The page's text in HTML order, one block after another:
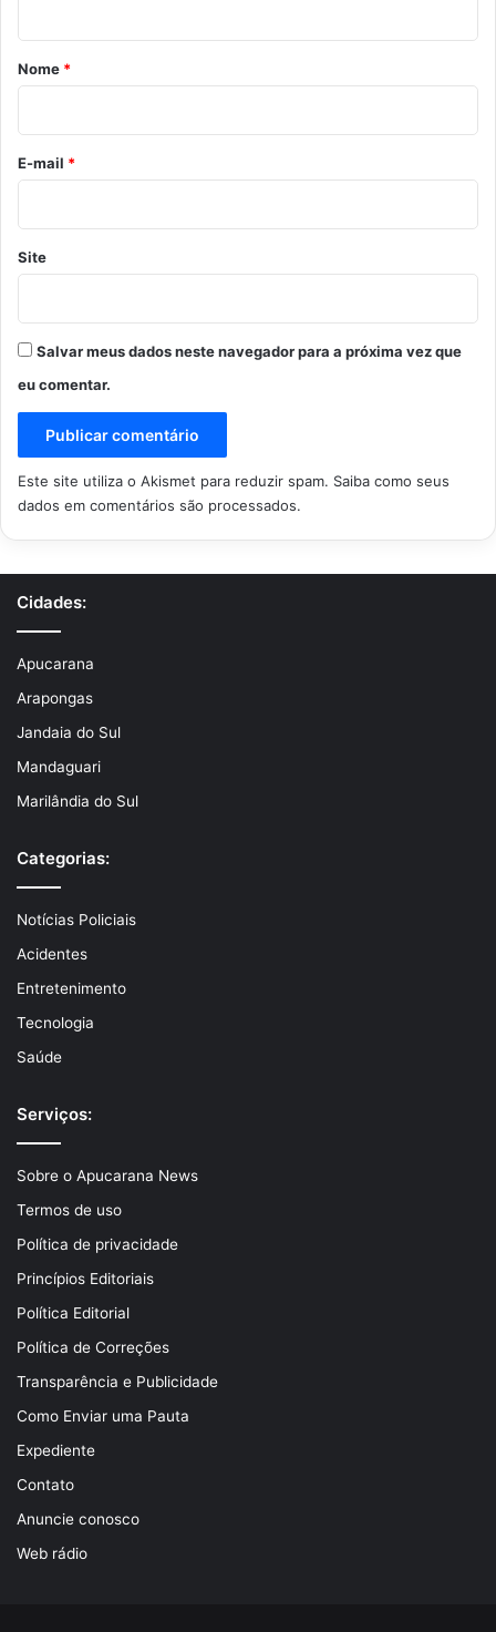
r
o
*
Nome *
E-mail *
Site
Salvar meus dados neste navegador para a próxima vez que
eu comentar.
Este site utiliza o Akismet para reduzir spam. Saiba como seus
dados em comentários são processados.
Cidades:
Apucarana
Arapongas
Jandaia do Sul
Mandaguari
Marilândia do Sul
Categorias:
Notícias Policiais
Acidentes
Entretenimento
Tecnologia
Saúde
Serviços:
Sobre o Apucarana News
Termos de uso
Política de privacidade
Princípios Editoriais
Política Editorial
Política de Correções
Transparência e Publicidade
Como Enviar uma Pauta
Expediente
Contato
Anuncie conosco
Web rádio